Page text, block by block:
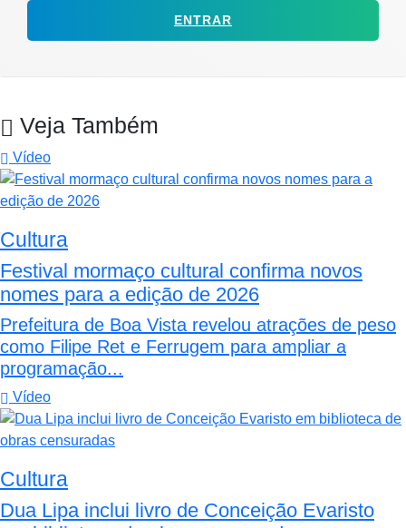
ENTRAR
Veja Também
Vídeo
Cultura
Festival mormaço cultural confirma novos
nomes para a edição de 2026
Prefeitura de Boa Vista revelou atrações de peso
como Filipe Ret e Ferrugem para ampliar a
programação...
Vídeo
Cultura
Dua Lipa inclui livro de Conceição Evaristo